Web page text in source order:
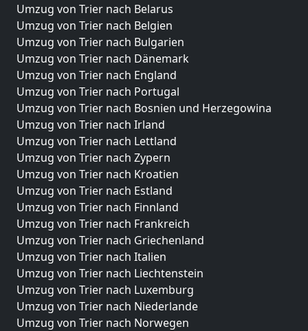
Umzug von Trier nach Belarus
Umzug von Trier nach Belgien
Umzug von Trier nach Bulgarien
Umzug von Trier nach Dänemark
Umzug von Trier nach England
Umzug von Trier nach Portugal
Umzug von Trier nach Bosnien und Herzegowina
Umzug von Trier nach Irland
Umzug von Trier nach Lettland
Umzug von Trier nach Zypern
Umzug von Trier nach Kroatien
Umzug von Trier nach Estland
Umzug von Trier nach Finnland
Umzug von Trier nach Frankreich
Umzug von Trier nach Griechenland
Umzug von Trier nach Italien
Umzug von Trier nach Liechtenstein
Umzug von Trier nach Luxemburg
Umzug von Trier nach Niederlande
Umzug von Trier nach Norwegen